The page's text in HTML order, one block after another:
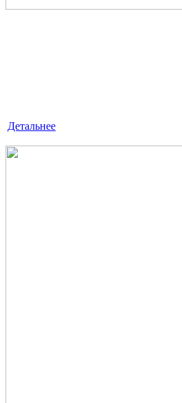
Детальнее